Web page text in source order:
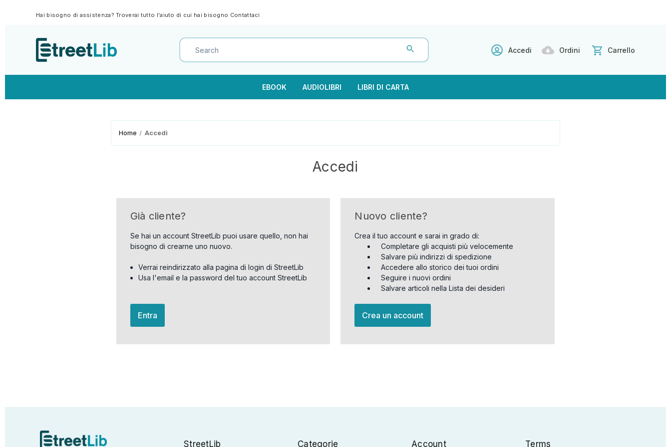
Hai bisogno di assistenza? Troverai tutto l'aiuto di cui hai bisogno Contattaci
Accedi Ordini Carrello
EBOOK AUDIOLIBRI LIBRI DI CARTA
Home Accedi
Accedi
Già cliente?
Se hai un account StreetLib puoi usare quello, non hai
bisogno di crearne uno nuovo.
Verrai reindirizzato alla pagina di login di StreetLib
Usa l'email e la password del tuo account StreetLib
Entra
Nuovo cliente?
Crea il tuo account e sarai in grado di:
Completare gli acquisti più velocemente
Salvare più indirizzi di spedizione
Accedere allo storico dei tuoi ordini
Seguire i nuovi ordini
Salvare articoli nella Lista dei desideri
Crea un account
StreetLib Categorie Account Terms